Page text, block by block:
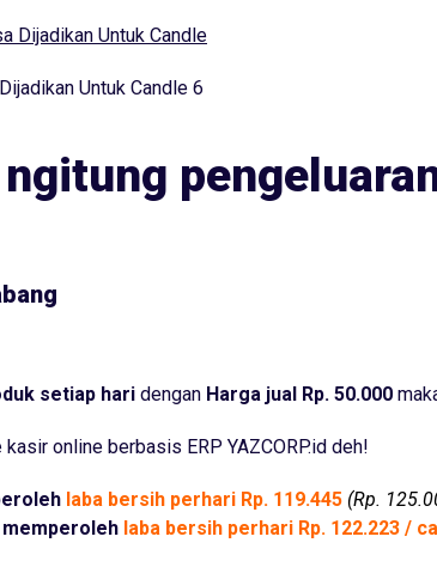
Untuk Candle 6
ngitung
setiap hari dengan Harga jual Rp. 50.000
online berbasis ERP YAZCORP.id deh!
laba bersih perhari Rp. 119.445 (Rp.
memperoleh laba bersih perhari Rp. 122.223 /